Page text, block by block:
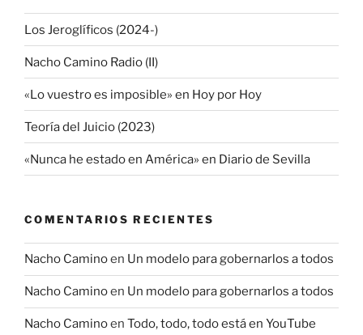
Los Jeroglíficos (2024-)
Nacho Camino Radio (II)
«Lo vuestro es imposible» en Hoy por Hoy
Teoría del Juicio (2023)
«Nunca he estado en América» en Diario de Sevilla
COMENTARIOS RECIENTES
Nacho Caminoen Un modelo para gobernarlos a todos
Nacho Caminoen Un modelo para gobernarlos a todos
Nacho Caminoen Todo, todo, todo está en YouTube